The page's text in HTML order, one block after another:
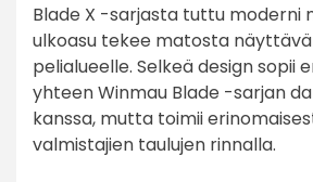
Blade X -sarjasta tuttu moderni
ulkoasu tekee matosta
pelialueelle. Selkeä design sopii
yhteen Winmau Blade -sarjan
kanssa, mutta toimii
valmistajien taulujen rinnalla.